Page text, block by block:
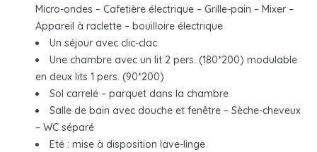
Micro-ondes – Cafetière électrique – Grille-pain – Mixer –
Appareil à raclette – bouilloire électrique
Un séjour avec clic-clac
Une chambre avec un lit 2 pers. (180*200) modulable
en deux lits 1 pers. (90*200)
Sol carrelé – parquet dans la chambre
Salle de bain avec douche et fenêtre – Sèche-cheveux
– WC séparé
Eté : mise à disposition lave-linge